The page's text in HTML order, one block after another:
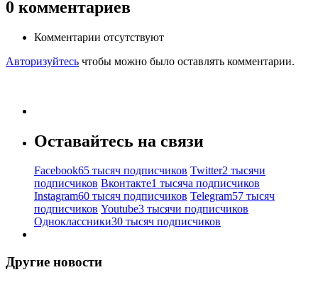
0 комментариев
Комментарии отсутствуют
Авторизуйтесь чтобы можно было оставлять комментарии.
Оставайтесь на связи
Facebook65 тысяч подписчиков Twitter2 тысячи
подписчиков Вконтакте1 тысяча подписчиков
Instagram60 тысяч подписчиков Telegram57 тысяч
подписчиков Youtube3 тысячи подписчиков
Одноклассники30 тысяч подписчиков
Другие новости